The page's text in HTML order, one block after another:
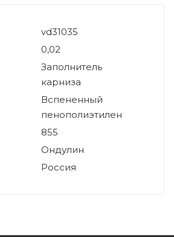
vd31035
0,02
Заполнитель
карниза
Вспененный
пенополиэтилен
855
Ондулин
Россия